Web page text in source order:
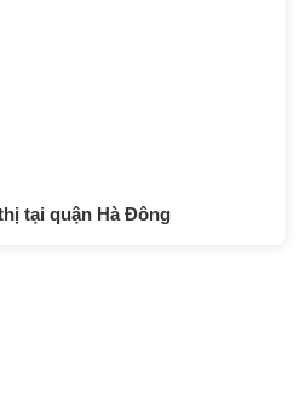
tại quận Hà Đông